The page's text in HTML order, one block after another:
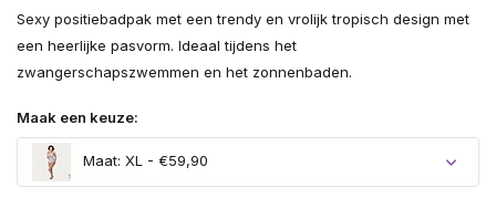
Sexy positiebadpak met een trendy en vrolijk tropisch design met
een heerlijke pasvorm. Ideaal tijdens het
zwangerschapszwemmen en het zonnenbaden.
Maak een keuze:
Maat: XL - €59,90